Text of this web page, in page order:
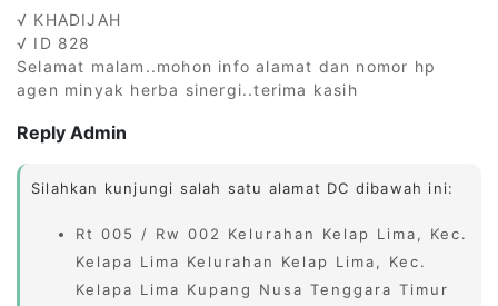
√ KHADIJAH
√ ID 828
Selamat malam..mohon info alamat dan nomor hp
agen minyak herba sinergi..terima kasih
Reply Admin
Silahkan kunjungi salah satu alamat DC dibawah ini:
Rt 005 / Rw 002 Kelurahan Kelap Lima, Kec.
Kelapa Lima Kelurahan Kelap Lima, Kec.
Kelapa Lima Kupang Nusa Tenggara Timur